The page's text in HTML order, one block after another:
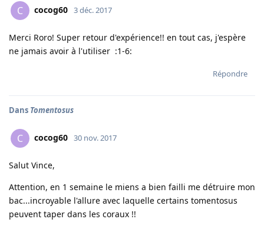
C cocog60 3 déc. 2017
Merci Roro! Super retour d'expérience!! en tout cas, j'espère
ne jamais avoir à l'utiliser :1-6:
Répondre
Dans Tomentosus
C cocog60 30 nov. 2017
Salut Vince,
Attention, en 1 semaine le miens a bien failli me détruire mon
bac...incroyable l'allure avec laquelle certains tomentosus
peuvent taper dans les coraux !!